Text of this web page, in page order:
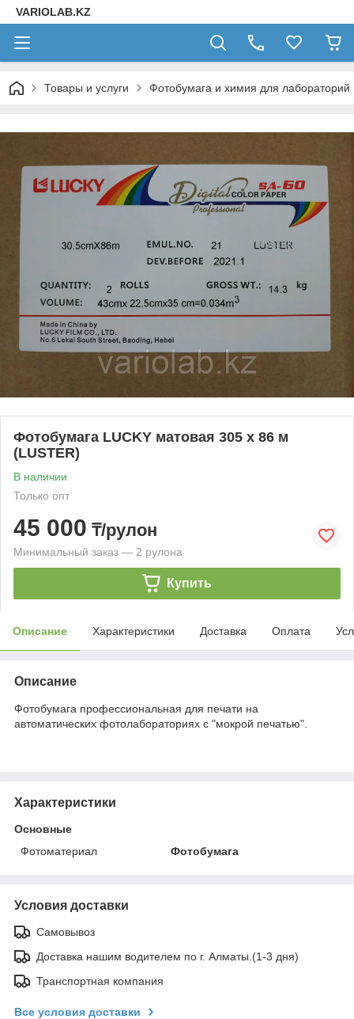
VARIOLAB.KZ
Товары и услуги Фотобумага и химия для лабораторий
Фотобумага LUCKY матовая 305 х 86 м
(LUSTER)
В наличии
Только опт
45 000 ₸/рулон
Минимальный заказ — 2 рулона
Купить
Описание Характеристики Доставка Оплата
Описание
Фотобумага профессиональная для печати на
автоматических фотолабораториях с "мокрой печатью".
Характеристики
Основные
Фотоматериал
Фотобумага
Условия доставки
Самовывоз
Доставка нашим водителем по г. Алматы.(1-3 дня)
Транспортная компания
Все условия доставки